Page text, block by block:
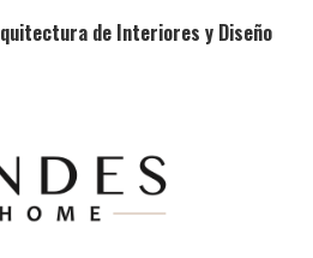
de Interiores y Diseño